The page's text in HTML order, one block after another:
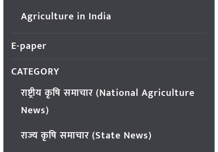
Agriculture in India
E-paper
CATEGORY
राष्ट्रीय कृषि समाचार (National Agriculture
News)
राज्य कृषि समाचार (State News)